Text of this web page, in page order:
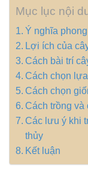
Mục lục nội
Ý nghĩa
Lợi ích của
Cách bài trí
Cách chọn
Cách chọn
Cách trồng và
Các lưu ý khi
thủy
Kết luận